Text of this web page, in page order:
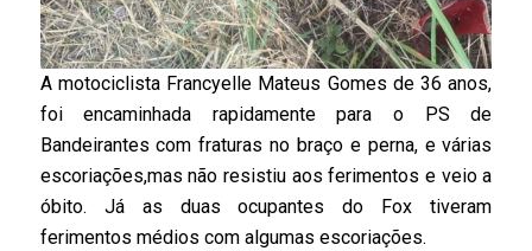
A motociclista Francyelle Mateus Gomes de 36 anos,
foi encaminhada rapidamente para o PS de
Bandeirantes com fraturas no braço e perna, e várias
escoriações,mas não resistiu aos ferimentos e veio a
óbito. Já as duas ocupantes do Fox tiveram
ferimentos médios com algumas escoriações.